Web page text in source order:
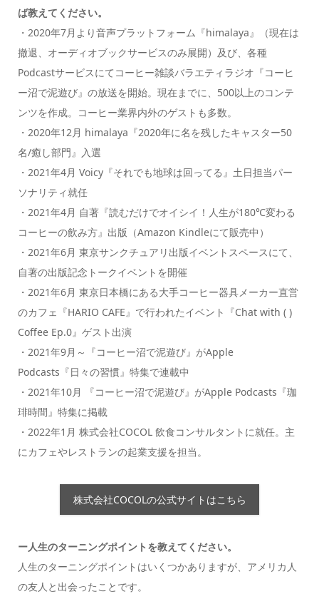
ば教えてください。
・2020年7月より音声プラットフォーム『himalaya』（現在は
撤退、オーディオブックサービスのみ展開）及び、各種
Podcastサービスにてコーヒー雑談バラエティラジオ『コーヒ
ー沼で泥遊び』の放送を開始。現在までに、500以上のコンテ
ンツを作成。コーヒー業界内外のゲストも多数。
・2020年12月 himalaya『2020年に名を残したキャスター50
名/癒し部門』入選
・2021年4月 Voicy『それでも地球は回ってる』土日担当パー
ソナリティ就任
・2021年4月 自著『読むだけでオイシイ！人生が180℃変わる
コーヒーの飲み方』出版（Amazon Kindleにて販売中）
・2021年6月 東京サンクチュアリ出版イベントスペースにて、
自著の出版記念トークイベントを開催
・2021年6月 東京日本橋にある大手コーヒー器具メーカー直営
のカフェ『HARIO CAFE』で行われたイベント『Chat with ( )
Coffee Ep.0』ゲスト出演
・2021年9月～『コーヒー沼で泥遊び』がApple
Podcasts『日々の習慣』特集で連載中
・2021年10月 『コーヒー沼で泥遊び』がApple Podcasts『珈
琲時間』特集に掲載
・2022年1月 株式会社COCOL 飲食コンサルタントに就任。主
にカフェやレストランの起業支援を担当。
株式会社COCOLの公式サイトはこちら
ー人生のターニングポイントを教えてください。
人生のターニングポイントはいくつかありますが、アメリカ人
の友人と出会ったことです。